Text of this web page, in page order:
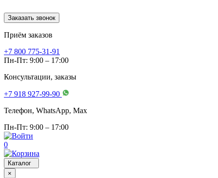
Заказать звонок
Приём заказов
+7 800 775-31-91
Пн-Пт: 9:00 – 17:00
Консультации, заказы
+7 918 927-99-90
Телефон, WhatsApp, Мах
Пн-Пт: 9:00 – 17:00
0
Каталог
×